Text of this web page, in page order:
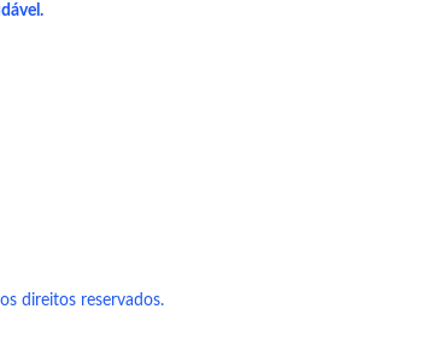
direitos reservados.